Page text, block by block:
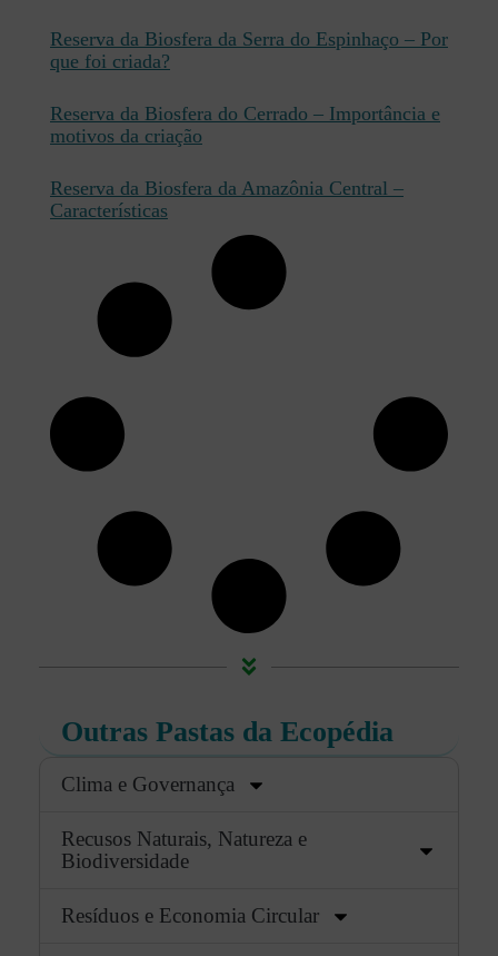
Reserva da Biosfera da Serra do Espinhaço – Por
que foi criada?
Reserva da Biosfera do Cerrado – Importância e
motivos da criação
Reserva da Biosfera da Amazônia Central –
Características
Outras Pastas da Ecopédia
Clima e Governança
Recusos Naturais, Natureza e
Biodiversidade
Resíduos e Economia Circular